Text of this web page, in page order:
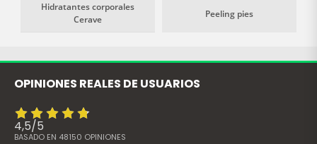
Hidratantes corporales
Cerave
Peeling pies
OPINIONES REALES DE USUARIOS
4,5/5
BASADO EN 48150 OPINIONES